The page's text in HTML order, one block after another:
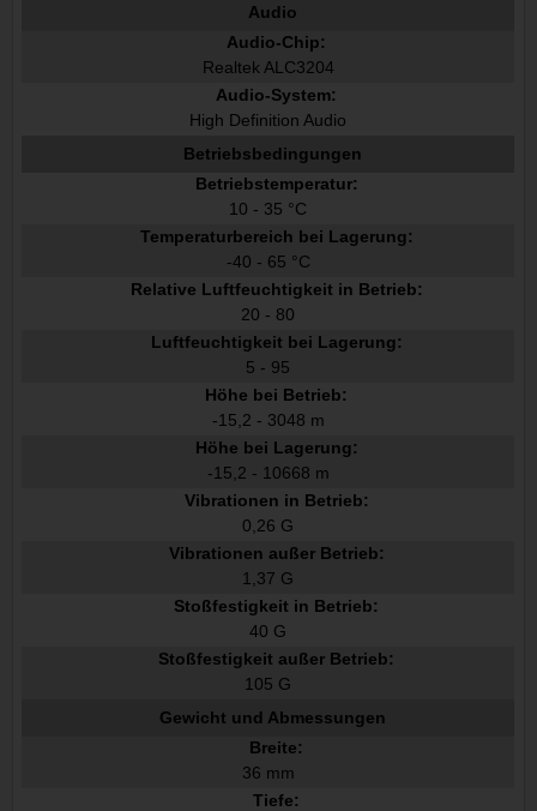
Audio
Audio-Chip:
Realtek ALC3204
Audio-System:
High Definition Audio
Betriebsbedingungen
Betriebstemperatur:
10 - 35 °C
Temperaturbereich bei Lagerung:
-40 - 65 °C
Relative Luftfeuchtigkeit in Betrieb:
20 - 80
Luftfeuchtigkeit bei Lagerung:
5 - 95
Höhe bei Betrieb:
-15,2 - 3048 m
Höhe bei Lagerung:
-15,2 - 10668 m
Vibrationen in Betrieb:
0,26 G
Vibrationen außer Betrieb:
1,37 G
Stoßfestigkeit in Betrieb:
40 G
Stoßfestigkeit außer Betrieb:
105 G
Gewicht und Abmessungen
Breite:
36 mm
Tiefe: